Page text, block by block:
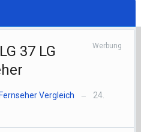
37 LG
Werbung
Vergleich —
24.